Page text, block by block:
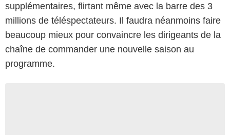
supplémentaires, flirtant même avec la barre des 3
millions de téléspectateurs. Il faudra néanmoins faire
beaucoup mieux pour convaincre les dirigeants de la
chaîne de commander une nouvelle saison au
programme.